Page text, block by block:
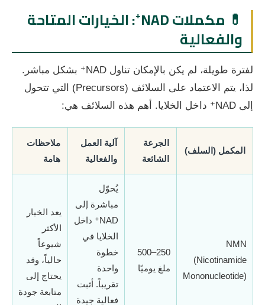
💊 مكملات NAD⁺: الخيارات المتاحة
والفعالية
لفترة طويلة، لم يكن بالإمكان تناول NAD⁺ بشكل مباشر.
لذا، يتم الاعتماد على السلائف (Precursors) التي تتحول
إلى NAD⁺ داخل الخلايا. أهم هذه السلائف هي:
المكمل (السلف)
الجرعة
الشائعة
آلية العمل
والفعالية
ملاحظات
هامة
NMN
(Nicotinamide
Mononucleotide)
250–500
ملغ يوميًا
يُحوّل
مباشرة إلى
NAD⁺ داخل
الخلايا في
خطوة
واحدة
تقريباً. أثبت
فعالية جيدة
يعد الخيار
الأكثر
شيوعاً
حالياً، وقد
يحتاج إلى
متابعة جودة